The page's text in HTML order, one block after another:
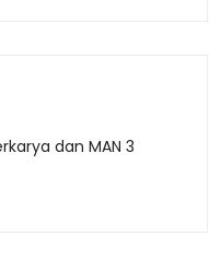
dan MAN 3